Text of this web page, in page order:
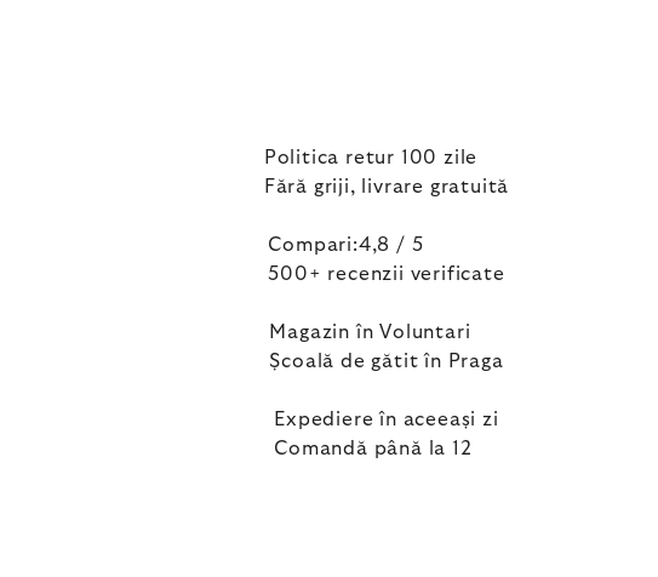
Politica retur 100 zile
Fără griji, livrare gratuită
Compari:4,8 / 5
500+ recenzii verificate
Magazin în Voluntari
Școală de gătit în Praga
Expediere în aceeași zi
Comandă până la 12